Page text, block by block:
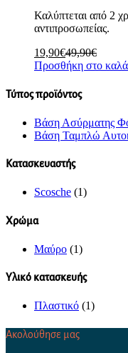
Καλύπτεται από 2
αντιπροσωπείας.
19,90€49,90€
Προσθήκη στο
Τύπος προϊόντος
Βάση Ασύρματης
Βάση Ταμπλώ
Κατασκευαστής
Scosche (1)
Χρώμα
Μαύρο (1)
Υλικό κατασκευής
Πλαστικό (1)
Ακολούθησε μας